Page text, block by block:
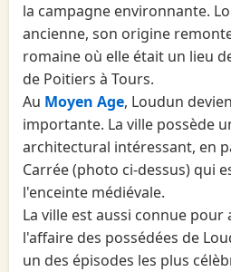
la campagne environnante.
ancienne, son origine
romaine où elle était un lieu
de Poitiers à Tours.
Au Moyen Age, Loudun
importante. La ville possède
architectural intéressant, en
Carrée (photo ci-dessus) qui
l'enceinte médiévale.
La ville est aussi connue
l'affaire des possédées de
un des épisodes les plus